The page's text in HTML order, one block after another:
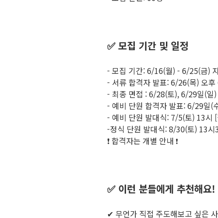
✅ 모집 기간 및 일정
- 모집 기간: 6/16(월) - 6/25(금)
- 서류 합격자 발표: 6/26(목) 오후
- 최종 면접 : 6/28(토), 6/29일(일
- 예비 단원 합격자 발표: 6/29일(
- 예비 단원 발대식: 7/5(토) 13시
-정식 단원 발대식: 8/30(토) 13
❗️ 합격자는 개별 안내 ❗️
✅ 이런 분들에게 추천해요!
✔ 무언가 직접 주도해보고 싶은